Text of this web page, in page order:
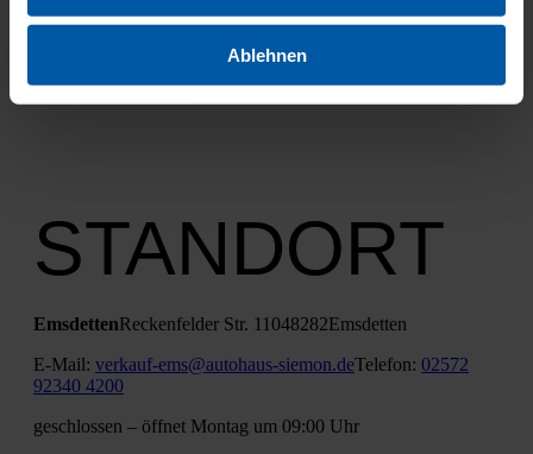
Ablehnen
STANDORT
Ems­det­tenRecken­fel­der Str. 11048282Ems­det­ten
E‑Mail: verkauf-ems@autohaus-siemon.deTele­fon: 02572
92340 4200
geschlos­sen – öff­net Mon­tag um 09:00 Uhr